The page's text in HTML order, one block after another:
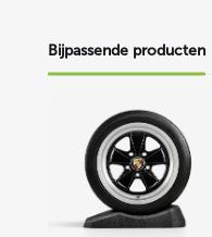
Bijpassende producten
Bandenbeschermers